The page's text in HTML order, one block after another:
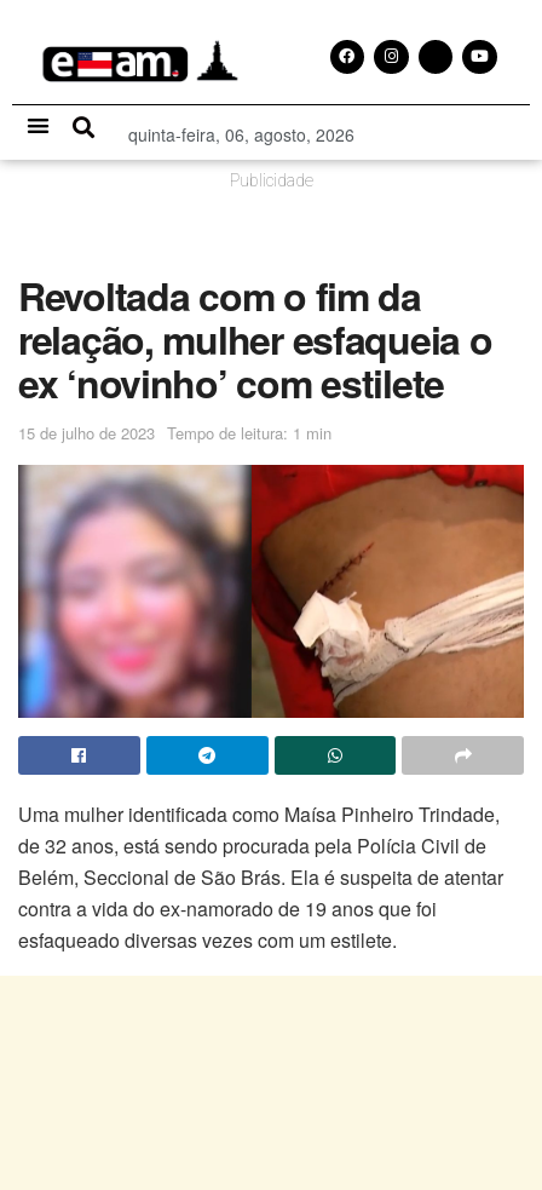
quinta-feira, 06, agosto, 2026
Publicidade
Revoltada com o fim da
relação, mulher esfaqueia o
ex ‘novinho’ com estilete
15 de julho de 2023 Tempo de leitura: 1 min
Uma mulher identificada como Maísa Pinheiro Trindade,
de 32 anos, está sendo procurada pela Polícia Civil de
Belém, Seccional de São Brás. Ela é suspeita de atentar
contra a vida do ex-namorado de 19 anos que foi
esfaqueado diversas vezes com um estilete.